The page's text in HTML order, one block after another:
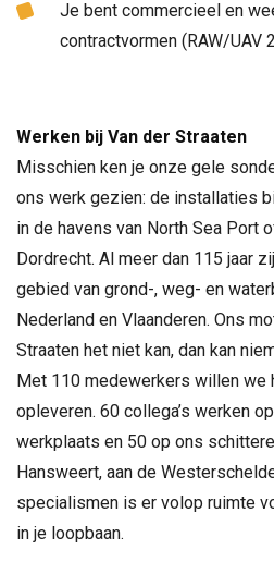
Je bent commercieel en
contractvormen (RAW/UAV
Werken bij Van der Straaten
Misschien ken je onze gele
ons werk gezien: de installaties
in de havens van North Sea Port
Dordrecht. Al meer dan 115 jaar
gebied van grond-, weg- en
Nederland en Vlaanderen. Ons
Straaten het niet kan, dan kan
Met 110 medewerkers willen we
opleveren. 60 collega’s werken
werkplaats en 50 op ons
Hansweert, aan de
specialismen is er volop ruimte
in je loopbaan.